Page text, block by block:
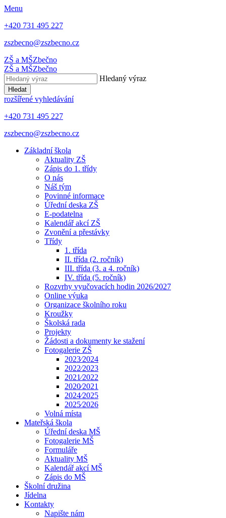
Menu
+420 731 495 227
zszbecno@zszbecno.cz
ZŠ a MŠZbečno
ZŠ a MŠZbečno
Hledaný výraz
Hledat
rozšířené vyhledávání
+420 731 495 227
zszbecno@zszbecno.cz
Základní škola
Aktuality ZŠ
Zápis do 1. třídy
O nás
Náš tým
Povinné informace
Úřední deska ZŠ
E-podatelna
Kalendář akcí ZŠ
Zvonění a přestávky
Třídy
1. třída
II. třída (2. ročník)
III. třída (3. a 4. ročník)
IV. třída (5. ročník)
Rozvrhy vyučovacích hodin 2026/2027
Online výuka
Organizace školního roku
Kroužky
Školská rada
Projekty
Žádosti a dokumenty ke stažení
Fotogalerie ZŠ
2023⁄2024
2022⁄2023
2021⁄2022
2020⁄2021
2024⁄2025
2025⁄2026
Volná místa
Mateřská škola
Úřední deska MŠ
Fotogalerie MŠ
Formuláře
Aktuality MŠ
Kalendář akcí MŠ
Zápis do MŠ
Školní družina
Jídelna
Kontakty
Napište nám